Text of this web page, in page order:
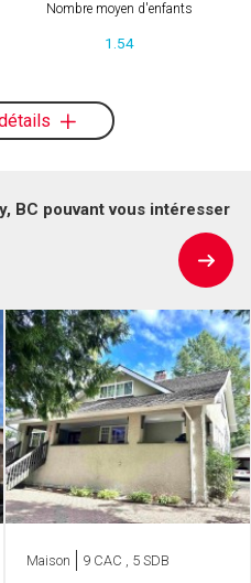
Nombre moyen d'enfants
1.54
BC pouvant vous intéresser
Maison 9 CAC , 5 SDB